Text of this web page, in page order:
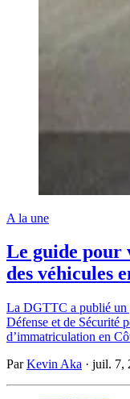
A la une
Le guide
des véhicules
La DGTTC a publié un
Défense et de Sécurité
d’immatriculation en
ParKevin Aka · juil. 7,